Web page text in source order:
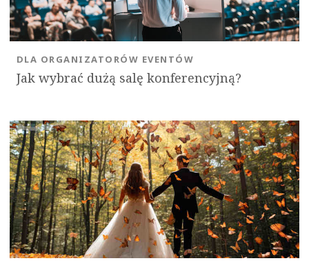
Jak wybrać dużą salę konferencyjną?
DLA ORGANIZATORÓW EVENTÓW